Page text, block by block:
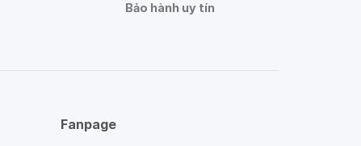
Bảo hành uy tín
Fanpage